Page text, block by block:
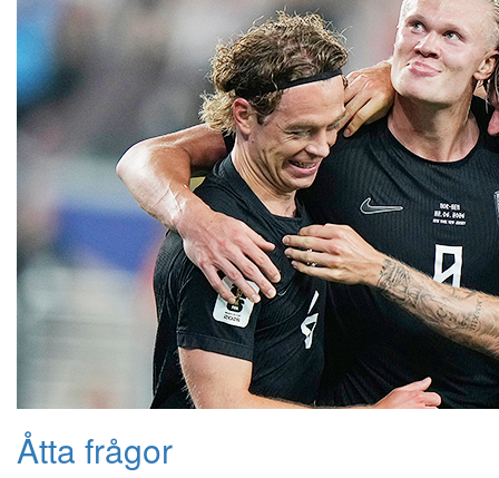
Åtta frågor